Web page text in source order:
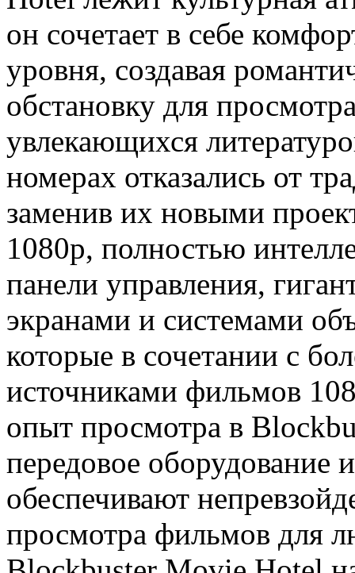
он сочетает в себе
уровня, создавая
обстановку для
увлекающихся
номерах отказались от
заменив их новыми
1080p, полностью
панели управления,
экранами и системами
которые в сочетании с
источниками фильмов
опыт просмотра в
передовое оборудование
обеспечивают
просмотра фильмов для